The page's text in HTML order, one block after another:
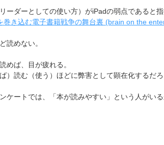
ーダーとしての使い方）がiPadの弱点であると指
読めない。
めば、目が疲れる。
）読む（使う）ほどに弊害として顕在化するだろ
ケートでは、「本が読みやすい」という人がい